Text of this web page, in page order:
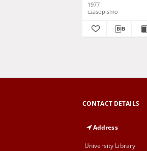
1977
czasopismo
CONTACT DETAILS
Address
University Library